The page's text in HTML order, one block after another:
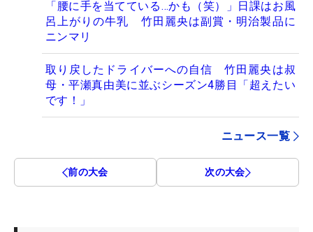
「腰に手を当てている…かも（笑）」日課はお風
呂上がりの牛乳 竹田麗央は副賞・明治製品に
ニンマリ
取り戻したドライバーへの自信 竹田麗央は叔
母・平瀬真由美に並ぶシーズン4勝目「超えたい
です！」
ニュース一覧
前の大会 次の大会